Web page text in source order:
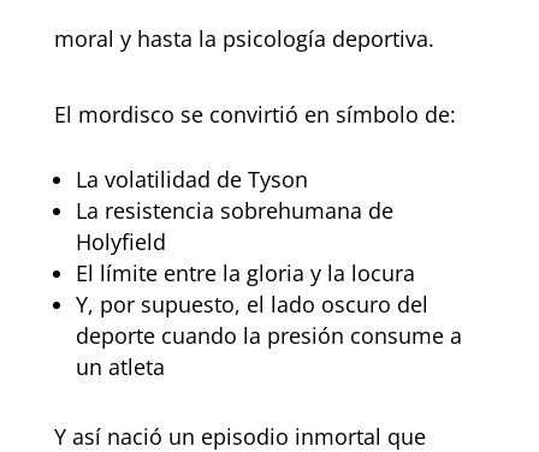
moral y hasta la psicología deportiva.
El mordisco se convirtió en símbolo de:
La volatilidad de Tyson
La resistencia sobrehumana de
Holyfield
El límite entre la gloria y la locura
Y, por supuesto, el lado oscuro del
deporte cuando la presión consume a
un atleta
Y así nació un episodio inmortal que